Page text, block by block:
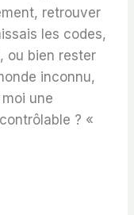
retrouver
les codes,
ou bien rester
inconnu,
une
? «